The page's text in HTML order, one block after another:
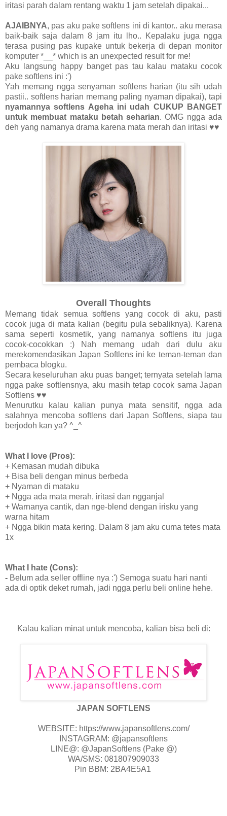
iritasi parah dalam rentang waktu 1 jam setelah dipakai...
AJAIBNYA, pas aku pake softlens ini di kantor.. aku merasa
baik-baik saja dalam 8 jam itu lho.. Kepalaku juga ngga
terasa pusing pas kupake untuk bekerja di depan monitor
komputer *__* which is an unexpected result for me!
Aku langsung happy banget pas tau kalau mataku cocok
pake softlens ini :')
Yah memang ngga senyaman softlens harian (itu sih udah
pastii.. softlens harian memang paling nyaman dipakai), tapi
nyamannya softlens Ageha ini udah CUKUP BANGET
untuk membuat mataku betah seharian. OMG ngga ada
deh yang namanya drama karena mata merah dan iritasi ♥♥
Overall Thoughts
Memang tidak semua softlens yang cocok di aku, pasti
cocok juga di mata kalian (begitu pula sebaliknya). Karena
sama seperti kosmetik, yang namanya softlens itu juga
cocok-cocokkan :) Nah memang udah dari dulu aku
merekomendasikan Japan Softlens ini ke teman-teman dan
pembaca blogku.
Secara keseluruhan aku puas banget; ternyata setelah lama
ngga pake softlensnya, aku masih tetap cocok sama Japan
Softlens ♥♥
Menurutku kalau kalian punya mata sensitif, ngga ada
salahnya mencoba softlens dari Japan Softlens, siapa tau
berjodoh kan ya? ^_^
What I love (Pros):
+ Kemasan mudah dibuka
+ Bisa beli dengan minus berbeda
+ Nyaman di mataku
+ Ngga ada mata merah, iritasi dan ngganjal
+ Warnanya cantik, dan nge-blend dengan irisku yang
warna hitam
+ Ngga bikin mata kering. Dalam 8 jam aku cuma tetes mata
1x
What I hate (Cons):
- Belum ada seller offline nya :') Semoga suatu hari nanti
ada di optik deket rumah, jadi ngga perlu beli online hehe.
Kalau kalian minat untuk mencoba, kalian bisa beli di:
JAPAN SOFTLENS
WEBSITE: https://www.japansoftlens.com/
INSTAGRAM: @japansoftlens
LINE@: @JapanSoftlens (Pake @)
WA/SMS: 081807909033
Pin BBM: 2BA4E5A1